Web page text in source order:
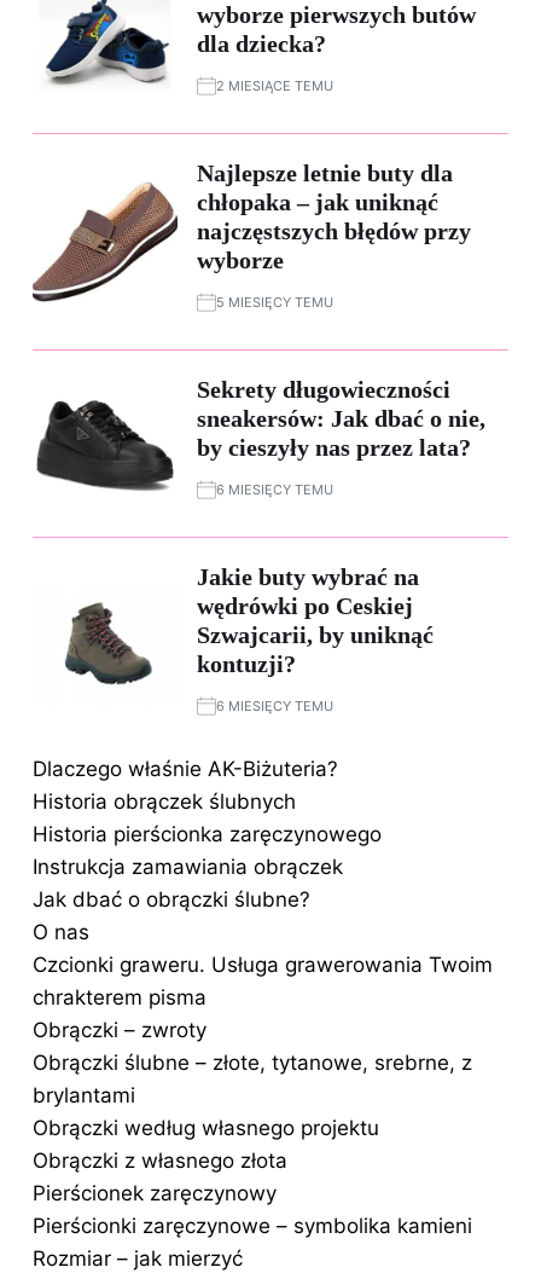
wyborze pierwszych butów
dla dziecka?
2 MIESIĄCE TEMU
Najlepsze letnie buty dla
chłopaka – jak uniknąć
najczęstszych błędów przy
wyborze
5 MIESIĘCY TEMU
Sekrety długowieczności
sneakersów: Jak dbać o nie,
by cieszyły nas przez lata?
6 MIESIĘCY TEMU
Jakie buty wybrać na
wędrówki po Ceskiej
Szwajcarii, by uniknąć
kontuzji?
6 MIESIĘCY TEMU
Dlaczego właśnie AK-Biżuteria?
Historia obrączek ślubnych
Historia pierścionka zaręczynowego
Instrukcja zamawiania obrączek
Jak dbać o obrączki ślubne?
O nas
Czcionki graweru. Usługa grawerowania Twoim
chrakterem pisma
Obrączki – zwroty
Obrączki ślubne – złote, tytanowe, srebrne, z
brylantami
Obrączki według własnego projektu
Obrączki z własnego złota
Pierścionek zaręczynowy
Pierścionki zaręczynowe – symbolika kamieni
Rozmiar – jak mierzyć